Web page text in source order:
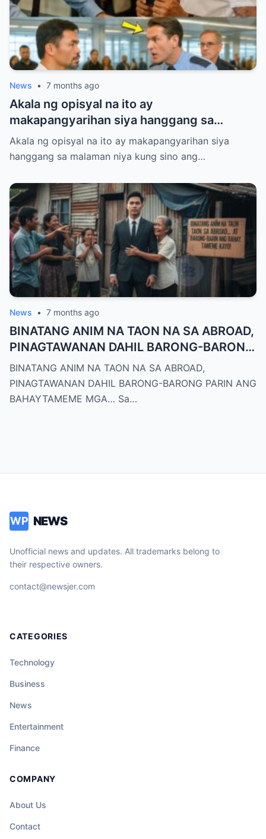
News • 7 months ago
Akala ng opisyal na ito ay
makapangyarihan siya hanggang sa
malaman niya kung sino ang hinaras niya
sa gitna ng airport.
Akala ng opisyal na ito ay makapangyarihan siya
hanggang sa malaman niya kung sino ang…
News • 7 months ago
BINATANG ANIM NA TAON NA SA ABROAD,
PINAGTAWANAN DAHIL BARONG-BARONG
PARIN ANG BAHAYTAMEME MGA…
BINATANG ANIM NA TAON NA SA ABROAD,
PINAGTAWANAN DAHIL BARONG-BARONG PARIN ANG
BAHAYTAMEME MGA… Sa…
WP NEWS
Unofficial news and updates. All trademarks belong to
their respective owners.
contact@newsjer.com
CATEGORIES
Technology
Business
News
Entertainment
Finance
COMPANY
About Us
Contact